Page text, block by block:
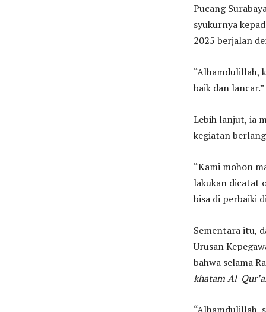
Pucang
syukurnya
2025 berjalan
“Alhamdulillah,
baik dan
Lebih lanjut, ia
kegiatan
“Kami mohon
lakukan dicatat
bisa di perbaiki
Sementara itu,
Urusan
bahwa selama
khatam Al-